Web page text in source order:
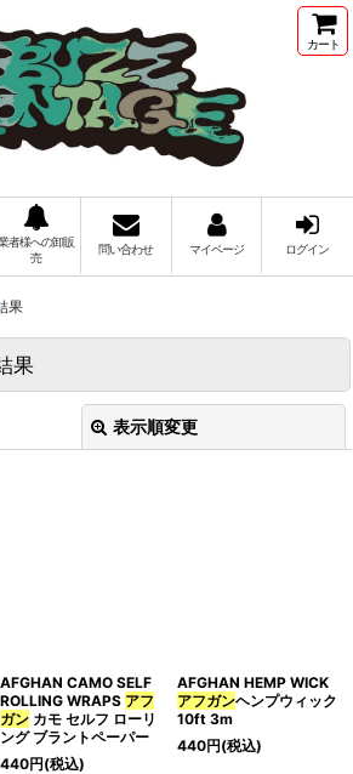
カート
者様への卸販
売
問い合わせ マイページ ログイン
果
果
表示順変更
絞り込む
AFGHAN CAMO SELF
ROLLING WRAPS アフ
ガンカモ セルフ ローリ
ング ブラントペーパー
440円(税込)
AFGHAN HEMP WICK
アフガンヘンプウィック
10ft 3m
440円(税込)